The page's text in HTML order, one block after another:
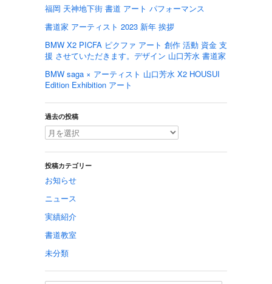
福岡 天神地下街 書道 アート パフォーマンス
書道家 アーティスト 2023 新年 挨拶
BMW X2 PICFA ピクファ アート 創作 活動 資金 支
援 させていただきます。デザイン 山口芳水 書道家
BMW saga × アーティスト 山口芳水 X2 HOUSUI
Edition Exhibition アート
過去の投稿
投稿カテゴリー
お知らせ
ニュース
実績紹介
書道教室
未分類